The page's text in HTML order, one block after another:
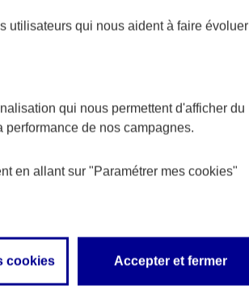
L'application AXA Banque
utilisateurs qui nous aident à faire évoluer
qui nous permettent d'afficher du
de nos campagnes.
en allant sur "Paramétrer mes cookies"
cookies Accepter et fermer